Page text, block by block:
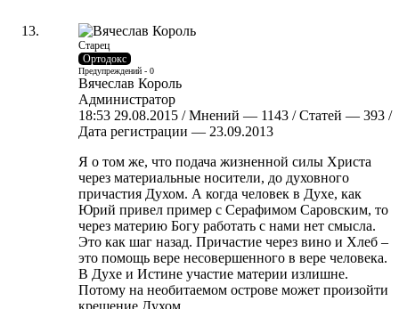
Старец
Ортодокс
Предупреждений - 0
Вячеслав Король
Администратор
18:53 29.08.2015 / Мнений — 1143 / Статей — 393 /
Дата регистрации — 23.09.2013
Я о том же, что подача жизненной силы Христа
через материальные носители, до духовного
причастия Духом. А когда человек в Духе, как
Юрий привел пример с Серафимом Саровским, то
через материю Богу работать с нами нет смысла.
Это как шаг назад. Причастие через вино и Хлеб –
это помощь вере несовершенного в вере человека.
В Духе и Истине участие материи излишне.
Потому на необитаемом острове может произойти
крещение Духом.